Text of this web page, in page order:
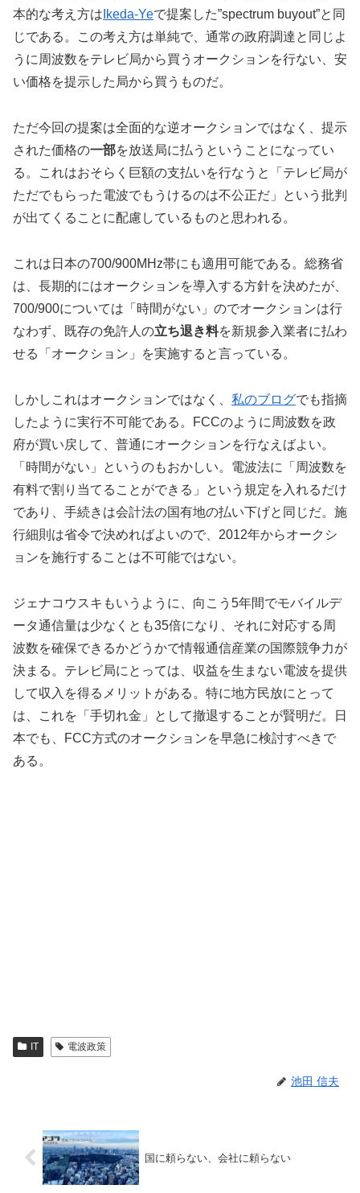
本的な考え方は Ikeda-Yeで提案した”spectrum buyout”と同
じである。この考え方は単純で、通常の政府調達と同じよ
うに周波数をテレビ局から買うオークションを行ない、安
い価格を提示した局から買うものだ。
ただ今回の提案は全面的な逆オークションではなく、提示
された価格の一部を放送局に払うということになってい
る。これはおそらく巨額の支払いを行なうと「テレビ局が
ただでもらった電波でもうけるのは不公正だ」という批判
が出てくることに配慮しているものと思われる。
これは日本の700/900MHz帯にも適用可能である。総務省
は、長期的にはオークションを導入する方針を決めたが、
700/900については「時間がない」のでオークションは行
なわず、既存の免許人の立ち退き料を新規参入業者に払わ
せる「オークション」を実施すると言っている。
しかしこれはオークションではなく、 私のブログでも指摘
したように実行不可能である。FCCのように周波数を政
府が買い戻して、普通にオークションを行なえばよい。
「時間がない」というのもおかしい。電波法に「周波数を
有料で割り当てることができる」という規定を入れるだけ
であり、手続きは会計法の国有地の払い下げと同じだ。施
行細則は省令で決めればよいので、2012年からオークシ
ョンを施行することは不可能ではない。
ジェナコウスキもいうように、向こう5年間でモバイルデ
ータ通信量は少なくとも35倍になり、それに対応する周
波数を確保できるかどうかで情報通信産業の国際競争力が
決まる。テレビ局にとっては、収益を生まない電波を提供
して収入を得るメリットがある。特に地方民放にとって
は、これを「手切れ金」として撤退することが賢明だ。日
本でも、FCC方式のオークションを早急に検討すべきで
ある。
IT 電波政策
池田 信夫
国に頼らない、会社に頼らない